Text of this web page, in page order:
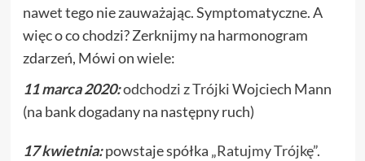
nawet tego nie zauważając. Symptomatyczne. A
więc o co chodzi? Zerknijmy na harmonogram
zdarzeń, Mówi on wiele:
11 marca 2020:odchodzi z TrójkiWojciech Mann
(na bank dogadany na następny ruch)
17 kwietnia:powstaje spółka „Ratujmy Trójkę”.